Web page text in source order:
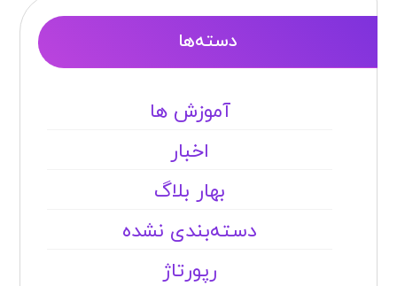
دسته‌ها
آموزش ها
اخبار
بهار بلاگ
دسته‌بندی نشده
رپورتاژ